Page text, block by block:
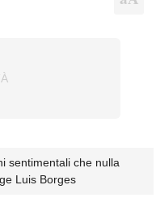
sentimentali che nulla
Luis Borges